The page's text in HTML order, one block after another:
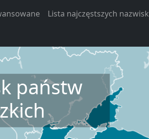
Lista najczęstszych nazwisk
państw